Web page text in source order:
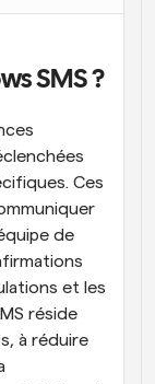
SMS ?
Ces
de
et les
réside
à réduire